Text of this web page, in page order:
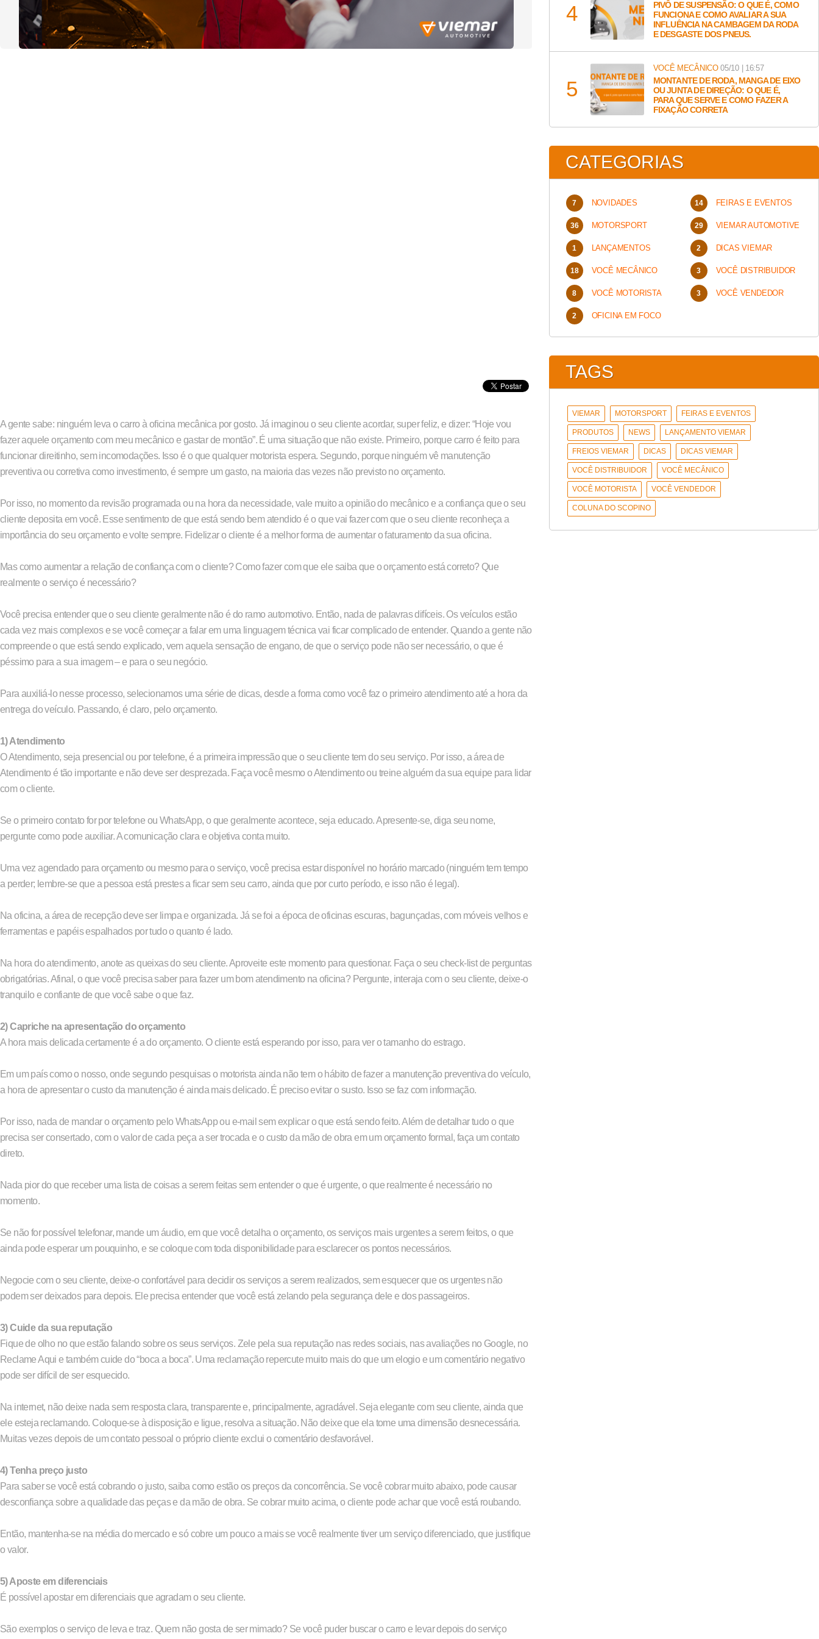
A gente sabe: ninguém leva o carro à oficina mecânica por gosto. Já imaginou o seu cliente acordar, super feliz, e dizer: “Hoje vou
fazer aquele orçamento com meu mecânico e gastar de montão”. É uma situação que não existe. Primeiro, porque carro é feito para
funcionar direitinho, sem incomodações. Isso é o que qualquer motorista espera. Segundo, porque ninguém vê manutenção
preventiva ou corretiva como investimento, é sempre um gasto, na maioria das vezes não previsto no orçamento.
Por isso, no momento da revisão programada ou na hora da necessidade, vale muito a opinião do mecânico e a confiança que o seu
cliente deposita em você. Esse sentimento de que está sendo bem atendido é o que vai fazer com que o seu cliente reconheça a
importância do seu orçamento e volte sempre. Fidelizar o cliente é a melhor forma de aumentar o faturamento da sua oficina.
Mas como aumentar a relação de confiança com o cliente? Como fazer com que ele saiba que o orçamento está correto? Que
realmente o serviço é necessário?
Você precisa entender que o seu cliente geralmente não é do ramo automotivo. Então, nada de palavras difíceis. Os veículos estão
cada vez mais complexos e se você começar a falar em uma linguagem técnica vai ficar complicado de entender. Quando a gente não
compreende o que está sendo explicado, vem aquela sensação de engano, de que o serviço pode não ser necessário, o que é
péssimo para a sua imagem – e para o seu negócio.
Para auxiliá-lo nesse processo, selecionamos uma série de dicas, desde a forma como você faz o primeiro atendimento até a hora da
entrega do veículo. Passando, é claro, pelo orçamento.
1) Atendimento
O Atendimento, seja presencial ou por telefone, é a primeira impressão que o seu cliente tem do seu serviço. Por isso, a área de
Atendimento é tão importante e não deve ser desprezada. Faça você mesmo o Atendimento ou treine alguém da sua equipe para lidar
com o cliente.
Se o primeiro contato for por telefone ou WhatsApp, o que geralmente acontece, seja educado. Apresente-se, diga seu nome,
pergunte como pode auxiliar. A comunicação clara e objetiva conta muito.
Uma vez agendado para orçamento ou mesmo para o serviço, você precisa estar disponível no horário marcado (ninguém tem tempo
a perder; lembre-se que a pessoa está prestes a ficar sem seu carro, ainda que por curto período, e isso não é legal).
Na oficina, a área de recepção deve ser limpa e organizada. Já se foi a época de oficinas escuras, bagunçadas, com móveis velhos e
ferramentas e papéis espalhados por tudo o quanto é lado.
Na hora do atendimento, anote as queixas do seu cliente. Aproveite este momento para questionar. Faça o seu check-list de perguntas
obrigatórias. Afinal, o que você precisa saber para fazer um bom atendimento na oficina? Pergunte, interaja com o seu cliente, deixe-o
tranquilo e confiante de que você sabe o que faz.
2) Capriche na apresentação do orçamento
A hora mais delicada certamente é a do orçamento. O cliente está esperando por isso, para ver o tamanho do estrago.
Em um país como o nosso, onde segundo pesquisas o motorista ainda não tem o hábito de fazer a manutenção preventiva do veículo,
a hora de apresentar o custo da manutenção é ainda mais delicado. É preciso evitar o susto. Isso se faz com informação.
Por isso, nada de mandar o orçamento pelo WhatsApp ou e-mail sem explicar o que está sendo feito. Além de detalhar tudo o que
precisa ser consertado, com o valor de cada peça a ser trocada e o custo da mão de obra em um orçamento formal, faça um contato
direto.
Nada pior do que receber uma lista de coisas a serem feitas sem entender o que é urgente, o que realmente é necessário no
momento.
Se não for possível telefonar, mande um áudio, em que você detalha o orçamento, os serviços mais urgentes a serem feitos, o que
ainda pode esperar um pouquinho, e se coloque com toda disponibilidade para esclarecer os pontos necessários.
Negocie com o seu cliente, deixe-o confortável para decidir os serviços a serem realizados, sem esquecer que os urgentes não
podem ser deixados para depois. Ele precisa entender que você está zelando pela segurança dele e dos passageiros.
3) Cuide da sua reputação
Fique de olho no que estão falando sobre os seus serviços. Zele pela sua reputação nas redes sociais, nas avaliações no Google, no
Reclame Aqui e também cuide do “boca a boca”. Uma reclamação repercute muito mais do que um elogio e um comentário negativo
pode ser difícil de ser esquecido.
Na internet, não deixe nada sem resposta clara, transparente e, principalmente, agradável. Seja elegante com seu cliente, ainda que
ele esteja reclamando. Coloque-se à disposição e ligue, resolva a situação. Não deixe que ela tome uma dimensão desnecessária.
Muitas vezes depois de um contato pessoal o próprio cliente exclui o comentário desfavorável.
4) Tenha preço justo
Para saber se você está cobrando o justo, saiba como estão os preços da concorrência. Se você cobrar muito abaixo, pode causar
desconfiança sobre a qualidade das peças e da mão de obra. Se cobrar muito acima, o cliente pode achar que você está roubando.
Então, mantenha-se na média do mercado e só cobre um pouco a mais se você realmente tiver um serviço diferenciado, que justifique
o valor.
5) Aposte em diferenciais
É possível apostar em diferenciais que agradam o seu cliente.
São exemplos o serviço de leva e traz. Quem não gosta de ser mimado? Se você puder buscar o carro e levar depois do serviço
PIVÔ DE SUSPENSÃO: O QUE É, COMO
FUNCIONA E COMO AVALIAR A SUA
INFLUÊNCIA NA CAMBAGEM DA RODA
E DESGASTE DOS PNEUS.
VOCÊ MECÂNICO05/10 | 16:57
MONTANTE DE RODA, MANGA DE EIXO
OU JUNTA DE DIREÇÃO: O QUE É,
PARA QUE SERVE E COMO FAZER A
FIXAÇÃO CORRETA
CATEGORIAS
NOVIDADES FEIRAS E EVENTOS
MOTORSPORT VIEMAR AUTOMOTIVE
LANÇAMENTOS DICAS VIEMAR
VOCÊ MECÂNICO VOCÊ DISTRIBUIDOR
VOCÊ MOTORISTA VOCÊ VENDEDOR
OFICINA EM FOCO
TAGS
VIEMAR MOTORSPORT FEIRAS E EVENTOS
PRODUTOS NEWS LANÇAMENTO VIEMAR
FREIOS VIEMAR DICAS DICAS VIEMAR
VOCÊ DISTRIBUIDOR VOCÊ MECÂNICO
VOCÊ MOTORISTA VOCÊ VENDEDOR
COLUNA DO SCOPINO